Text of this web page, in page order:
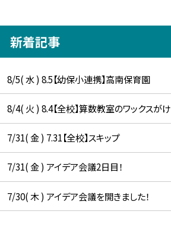
新着記事
8/5( 水 ) 8.5【幼保小連携】高南保育園
8/4( 火 ) 8.4【全校】算数教室のワックスがけ
7/31( 金 ) 7.31【全校】スキップ
7/31( 金 ) アイデア会議2日目！
7/30( 木 ) アイデア会議を開きました！